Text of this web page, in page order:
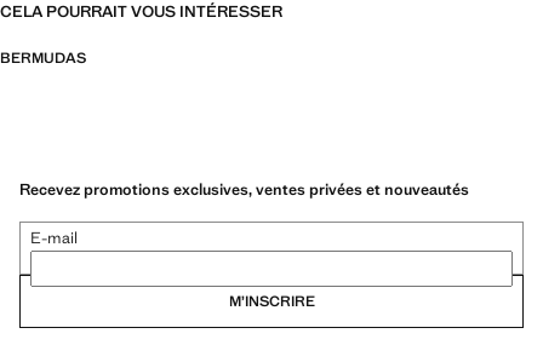
CELA POURRAIT VOUS INTÉRESSER
BERMUDAS
Recevez promotions exclusives, ventes privées et nouveautés
E-mail
M’INSCRIRE